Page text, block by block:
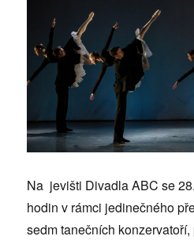
Na jevišti Divadla ABC se
hodin v rámci jedinečného
sedm tanečních